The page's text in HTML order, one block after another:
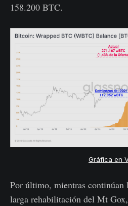
158.200 BTC.
Gráfica en
Por último, mientras continúan
larga rehabilitación del Mt